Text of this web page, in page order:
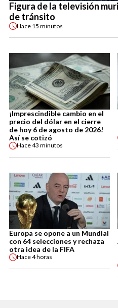
Figura de la televisión
de tránsito
Hace 15 minutos
¡Imprescindible cambio en el
precio del dólar en el cierre
de hoy 6 de agosto de 2026!
Así se cotizó
Hace43 minutos
Europa se opone a un Mundial
con 64 selecciones y rechaza
otra idea de la FIFA
Hace4 horas